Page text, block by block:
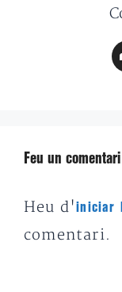
Feu un comentari
Heu d'iniciar
comentari.